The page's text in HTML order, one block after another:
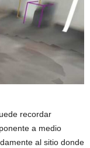
recordar
a medio
al sitio donde